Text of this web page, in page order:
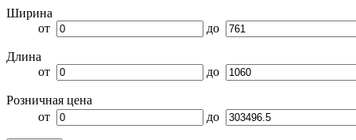
Ширина
от
до
Длина
от
до
Розничная цена
от
до